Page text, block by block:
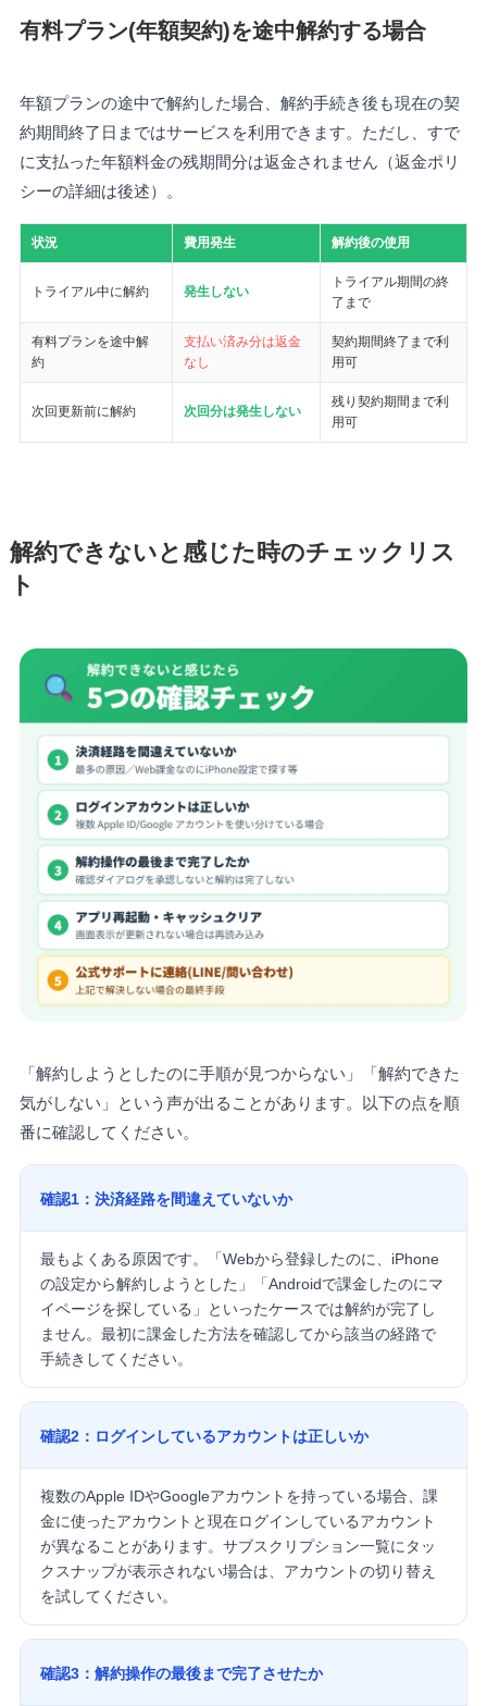
有料プラン(年額契約)を途中解約する場合
年額プランの途中で解約した場合、解約手続き後も現在の契
約期間終了日まではサービスを利用できます。ただし、すで
に支払った年額料金の残期間分は返金されません（返金ポリ
シーの詳細は後述）。
状況 費用発生 解約後の使用
トライアル中に解約 発生しない
トライアル期間の終
了まで
有料プランを途中解
約
支払い済み分は返金
なし
契約期間終了まで利
用可
次回更新前に解約 次回分は発生しない
残り契約期間まで利
用可
解約できないと感じた時のチェックリス
ト
「解約しようとしたのに手順が見つからない」「解約できた
気がしない」という声が出ることがあります。以下の点を順
番に確認してください。
確認1：決済経路を間違えていないか
最もよくある原因です。「Webから登録したのに、iPhone
の設定から解約しようとした」「Androidで課金したのにマ
イページを探している」といったケースでは解約が完了し
ません。最初に課金した方法を確認してから該当の経路で
手続きしてください。
確認2：ログインしているアカウントは正しいか
複数のApple IDやGoogleアカウントを持っている場合、課
金に使ったアカウントと現在ログインしているアカウント
が異なることがあります。サブスクリプション一覧にタッ
クスナップが表示されない場合は、アカウントの切り替え
を試してください。
確認3：解約操作の最後まで完了させたか